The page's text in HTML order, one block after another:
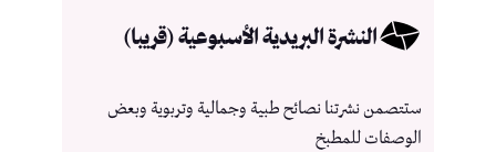
النشرة البريدية الأسبوعية (قريبا)
ستتصمن نشرتنا نصائح طبية وجمالية وتربوية وبعض
الوصفات للمطبخ